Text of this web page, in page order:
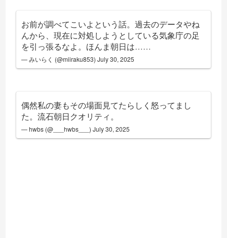
お前が調べてこいよという話。過去のデータやね
んから、現在に対処しようとしている気象庁の足
を引っ張るなよ。ほんま朝日は……
— みいらく (@miiraku853)July 30, 2025
偶然私の妻もその場面見てたらしく怒ってまし
た。流石朝日クオリティ。
— hwbs (@___hwbs___)July 30, 2025